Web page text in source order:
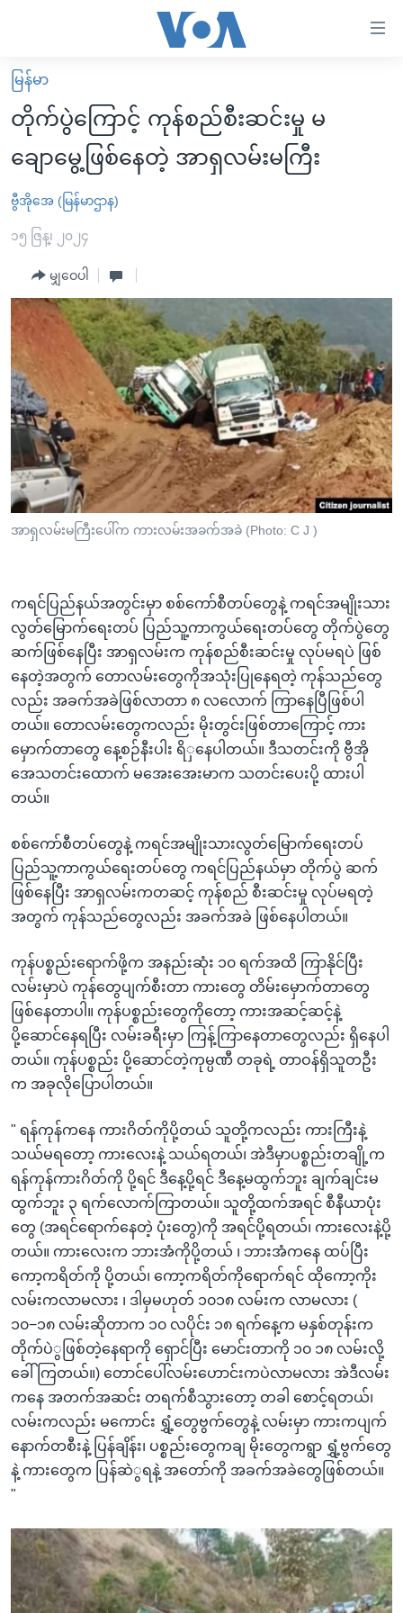
လွယ်ကူ
စေ
Link
များ
ပင်မ
ကျော်
ကြည့်
ရန်
ပင်မ
အ
ညွန်း
စာမျက်နှာ
သို့
ကျော်
ကြည့်
ရန်
နေရာ
သို့
ကျော်
ရန်
မူလစာမျက်နှာ
မြန်မာ
ကမ္ဘာ့သတင်းများ
နိုင်ငံတကာ
အမေရိကန်
အစ္စရေး-ပါလက်စတိုင်း
ဗွီဒီယို
သတင်းလွတ်လပ်ခွင့်
အင်္ဂလိပ်စာလေ့လာမယ်
အမေရိကန်သုံးအီဒီယံ
မကြေးမုံရဲ့ အင်္ဂလိပ်စာ
ရုပ်ရှင်ထဲက အင်္ဂလိပ်စာ
သုတပဒေသာ အင်္ဂလိပ်စာ
အပတ်စဉ်ကဏ္ဍများ
ရေဒီယို
တီဗွီ
ရေဒီယိုနှင့်ရုပ်သံ အချက်အလက်များ
ရေဒီယို/တီဗွီအစီအစဉ်
Learning English
ဗွီအိုအေ လူမှုကွန်ယက်များ
မြန်မာ
တိုက်ပွဲကြောင့် ကုန်စည်စီးဆင်းမှု မ
ချောမွေ့ဖြစ်နေတဲ့ အာရှလမ်းမကြီး
ဗွီအိုအေ (မြန်မာဌာန)
၁၅ ဇြန္၊ ၂၀၂၄
မျှဝေပါ
အာရှလမ်းမကြီးပေါ်က ကားလမ်းအခက်အခဲ (Photo: C J )
ကရင်ပြည်နယ်အတွင်းမှာ စစ်ကော်စီတပ်တွေနဲ့ ကရင်အမျိုးသား
လွတ်မြောက်ရေးတပ် ပြည်သူ့ကာကွယ်ရေးတပ်တွေ တိုက်ပွဲတွေ
ဆက်ဖြစ်နေပြီး အာရှလမ်းက ကုန်စည်စီးဆင်းမှု လုပ်မရပဲ ဖြစ်
နေတဲ့အတွက် တောလမ်းတွေကိုအသုံးပြုနေရတဲ့ ကုန်သည်တွေ
လည်း အခက်အခဲဖြစ်လာတာ ၈ လလောက် ကြာနေပြီဖြစ်ပါ
တယ်။ တောလမ်းတွေကလည်း မိုးတွင်းဖြစ်တာကြောင့် ကား
မှောက်တာတွေ နေ့စဉ်နီးပါး ရိှနေပါတယ်။ ဒီသတင်းကို ဗွီအို
အေသတင်းထောက် မအေးအေးမာက သတင်းပေးပို့ ထားပါ
တယ်။
စစ်ကော်စီတပ်တွေနဲ့ ကရင်အမျိုးသားလွတ်မြောက်ရေးတပ်
ပြည်သူ့ကာကွယ်ရေးတပ်တွေ ကရင်ပြည်နယ်မှာ တိုက်ပွဲ ဆက်
ဖြစ်နေပြီး အာရှလမ်းကတဆင့် ကုန်စည် စီးဆင်းမှု လုပ်မရတဲ့
အတွက် ကုန်သည်တွေလည်း အခက်အခဲ ဖြစ်နေပါတယ်။
ကုန်ပစ္စည်းရောက်ဖို့က အနည်းဆုံး ၁၀ ရက်အထိ ကြာနိုင်ပြီး
လမ်းမှာပဲ ကုန်တွေပျက်စီးတာ ကားတွေ တိမ်းမှောက်တာတွေ
ဖြစ်နေတာပါ။ ကုန်ပစ္စည်းတွေကိုတော့ ကားအဆင့်ဆင့်နဲ့
ပို့ဆောင်နေရပြီး လမ်းခရီးမှာ ကြန့်ကြာနေတာတွေလည်း ရှိနေပါ
တယ်။ ကုန်ပစ္စည်း ပို့ဆောင်တဲ့ကုမ္ပဏီ တခုရဲ့ တာဝန်ရှိသူတဦး
က အခုလိုပြောပါတယ်။
" ရန်ကုန်ကနေ ကားဂိတ်ကိုပို့တယ် သူတို့ကလည်း ကားကြီးနဲ့
သယ်မရတော့ ကားလေးနဲ့ သယ်ရတယ်၊ အဲဒီမှာပစ္စည်းတချို့က
ရန်ကုန်ကားဂိတ်ကို ပို့ရင် ဒီနေ့ပို့ရင် ဒီနေ့မထွက်ဘူး ချက်ချင်းမ
ထွက်ဘူး ၃ ရက်လောက်ကြာတယ်။ သူတို့ထက်အရင် စီနီယာပုံး
တွေ (အရင်ရောက်နေတဲ့ ပုံးတွေ)ကို အရင်ပို့ရတယ်၊ ကားလေးနဲ့ပို့
တယ်။ ကားလေးက ဘားအံကိုပို့တယ် ၊ ဘားအံကနေ ထပ်ပြီး
ကော့ကရိတ်ကို ပို့တယ်၊ ကော့ကရိတ်ကိုရောက်ရင် ထိုကော့ကိုး
လမ်းကလာမလား ၊ ဒါမှမဟုတ် ၁၀၁၈ လမ်းက လာမလား (
၁၀−၁၈ လမ်းဆိုတာက ၁၀ လပိုင်း ၁၈ ရက်နေ့က မနှစ်တုန်းက
တိုက်ပဲွဖြစ်တဲ့နေရာကို ရှောင်ပြီး မောင်းတာကို ၁၀ ၁၈ လမ်းလို့
ခေါ်ကြတယ်။) တောင်ပေါ်လမ်းဟောင်းကပဲလာမလား အဲဒီလမ်း
ကနေ အတက်အဆင်း တရက်စီသွားတော့ တခါ စောင့်ရတယ်၊
လမ်းကလည်း မကောင်း ရွှံ့တွေဗွက်တွေနဲ့ လမ်းမှာ ကားကပျက်
နောက်တစီးနဲ့ ပြန်ချိန်း၊ ပစ္စည်းတွေကချ မိုးတွေကရွာ ရွှံ့ဗွက်တွေ
နဲ့ ကားတွေက ပြန်ဆဲွရနဲ့ အတော်ကို အခက်အခဲတွေဖြစ်တယ်။
"